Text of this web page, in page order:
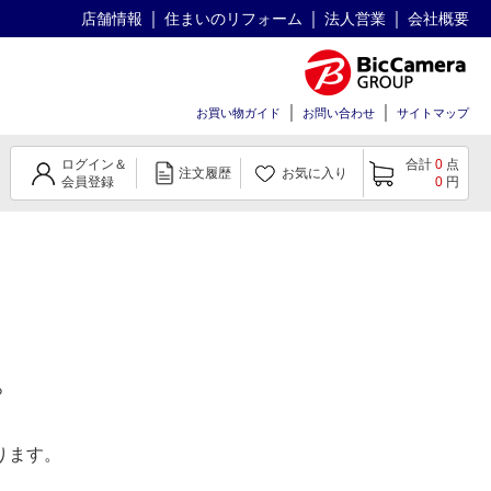
店舗情報 住まいのリフォーム 法人営業 会社概要
お買い物ガイド お問い合わせ サイトマップ
ログイン＆
会員登録
注文履歴 お気に入り
合計 0 点
0 円
す。